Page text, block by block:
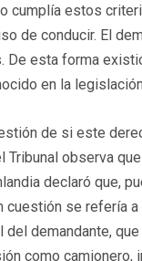
cumplía estos
de conducir. El
De esta forma
en la
de si este
Tribunal observa
declaró que,
cuestión se refería a
del demandante,
como camionero,